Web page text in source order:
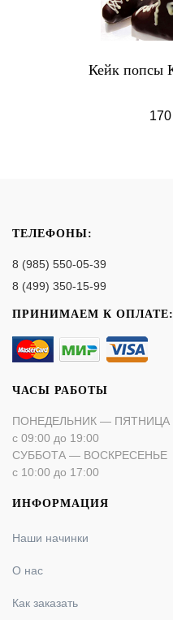
Кейк попсы
ТЕЛЕФОНЫ:
8 (985) 550-05-39
8 (499) 350-15-99
ПРИНИМАЕМ К ОПЛАТЕ:
ЧАСЫ РАБОТЫ
ПОНЕДЕЛЬНИК — ПЯТНИЦА
с 09:00 до 19:00
СУББОТА — ВОСКРЕСЕНЬЕ
с 10:00 до 17:00
ИНФОРМАЦИЯ
Наши начинки
О нас
Как заказать